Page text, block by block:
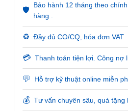
🛡️
Bảo hành 12 tháng theo
hàng .
♻️ Đầy đủ CO/CQ, hóa đơn VAT
💳 Thanh toán tiện lợi. Công nợ
💬 Hỗ trợ kỹ thuật online miễn
💰 Tư vấn chuyên sâu, quà tặng